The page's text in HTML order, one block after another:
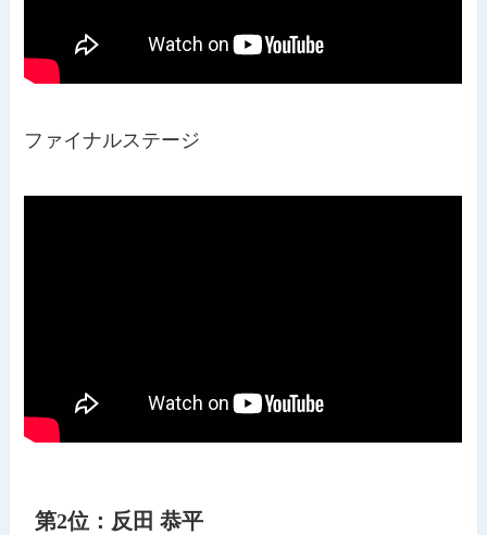
ファイナルステージ
第2位：反田 恭平